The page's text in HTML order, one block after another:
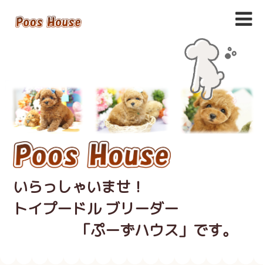
いらっしゃいませ！
トイプードル ブリーダー
「ぷーずハウス」です。